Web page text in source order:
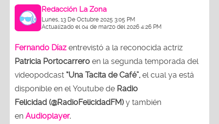
Redacción La Zona
Lunes, 13 De Octubre 2025 3:05 PM
Actualizado el 04 de marzo del 2026 4:26 PM
Fernando Díaz entrevistó a la reconocida actriz
Patricia Portocarrero en la segunda temporada del
videopodcast “Una Tacita de Café”, el cual ya está
disponible en el Youtube de Radio
Felicidad (@RadioFelicidadFM)y también
en Audioplayer.